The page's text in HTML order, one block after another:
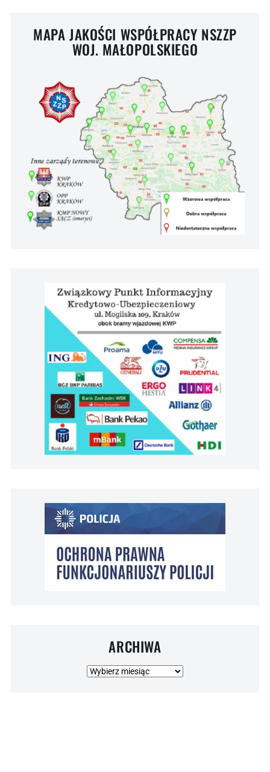
MAPA JAKOŚCI WSPÓŁPRACY NSZZP
WOJ. MAŁOPOLSKIEGO
ARCHIWA
Archiwa